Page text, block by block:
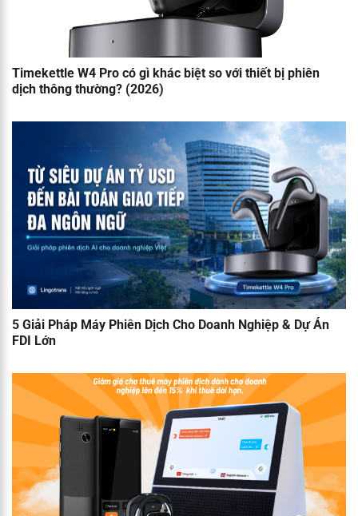
Timekettle W4 Pro có gì khác biệt so với thiết bị phiên
dịch thông thường? (2026)
5 Giải Pháp Máy Phiên Dịch Cho Doanh Nghiệp & Dự Án
FDI Lớn